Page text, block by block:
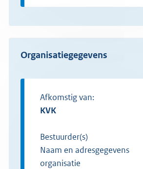
Organisatiegegevens
Afkomstig van:
KVK
Bestuurder(s)
Naam en adresgegevens
organisatie